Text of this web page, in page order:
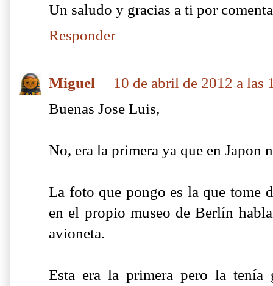
Un saludo y gracias a ti por
Responder
Miguel
10 de abril de 2012 a las
Buenas Jose Luis,
No, era la primera ya que en Japon
La foto que pongo es la que tome
en el propio museo de Berlín
avioneta.
Esta era la primera pero la tenía